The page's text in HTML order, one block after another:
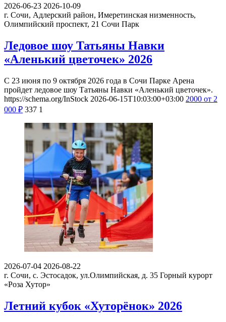
2026-06-23 2026-10-09
г. Сочи, Адлерский район, Имеретинская низменность,
Олимпийский проспект, 21 Сочи Парк
Ледовое шоу Татьяны Навки
«Аленький цветочек» 2026
С 23 июня по 9 октября 2026 года в Сочи Парке Арена
пройдет ледовое шоу Татьяны Навки «Аленький цветочек».
https://schema.org/InStock 2026-06-15T10:03:00+03:00 2000 от 2
000 ₽ 337 1
2026-07-04 2026-08-22
г. Сочи, с. Эстосадок, ул.Олимпийская, д. 35 Горный курорт
«Роза Хутор»
Летний кубок «Хуторёнок» 2026